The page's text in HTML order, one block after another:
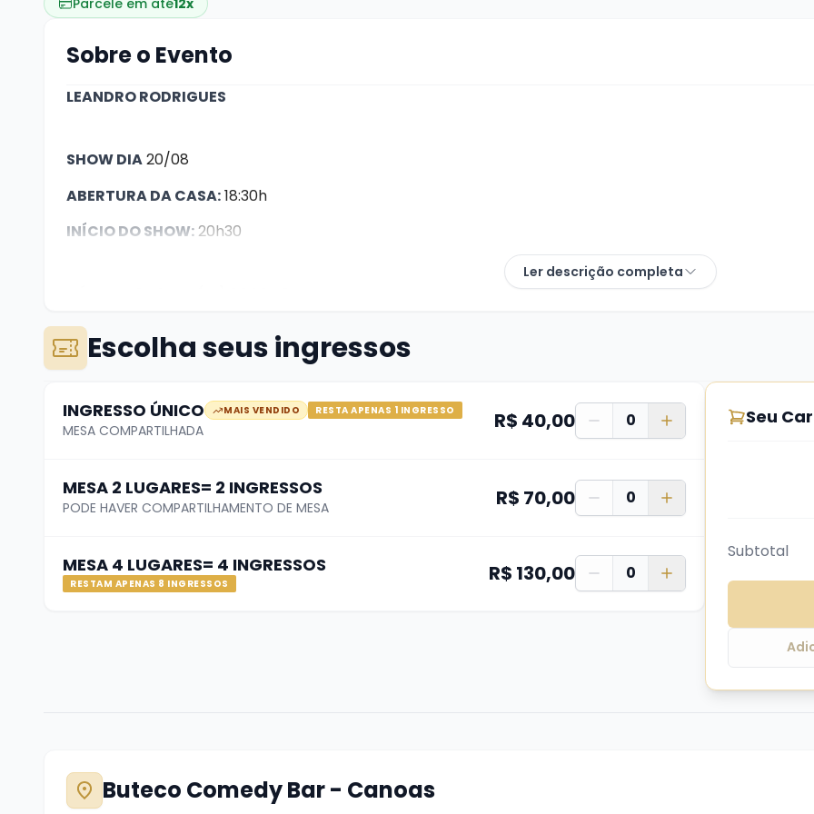
Sobre o Evento
LEANDRO RODRIGUES
SHOW DIA20/08
ABERTURA DA CASA:18:30h
INÍCIO DO SHOW: 20h30
A compra de ingresso garante apenas seu lugar, não a localização da mesa. A distribuição das
Pedimos que caso haja necessidades especiais de locomoção ou localização, que sejamos avisados pelo
PROIBIDAa entrada de menores de 16 anos na casa, crianças de colo e recém-nascidos.
O ingresso é virtual, quando você termina o pagamento seu nome vai para nossa lista na recepção, e no
Ler descrição completa
Escolha seus ingressos
INGRESSO ÚNICO MAIS VENDIDO RESTA APENAS 1 INGRESSO
MESA COMPARTILHADA R$ 40,00 0
MESA 2 LUGARES= 2 INGRESSOS
PODE HAVER COMPARTILHAMENTO DE MESA R$ 70,00 0
MESA 4 LUGARES= 4 INGRESSOS
RESTAM APENAS 8 INGRESSOS R$ 130,00 0
Seu
Subtotal
Buteco Comedy Bar - Canoas